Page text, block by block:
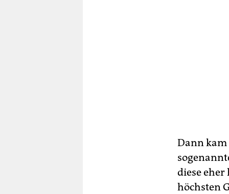
Dann kam
diese
höchsten